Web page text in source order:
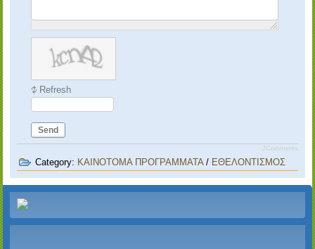
Refresh
Send
JComments
Category: ΚΑΙΝΟΤΟΜΑ ΠΡΟΓΡΑΜΜΑΤΑ / ΕΘΕΛΟΝΤΙΣΜΟΣ